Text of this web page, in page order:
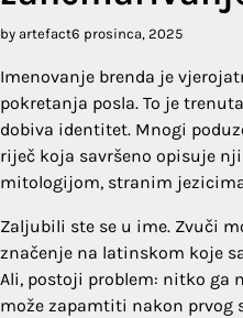
by artefact6 prosinca, 2025
Imenovanje brenda je
pokretanja posla. To je
dobiva identitet. Mnogi
riječ koja savršeno opisuje
mitologijom, stranim
Zaljubili ste se u ime. Zvuči
značenje na latinskom koje
Ali, postoji problem: nitko ga
može zapamtiti nakon prvog